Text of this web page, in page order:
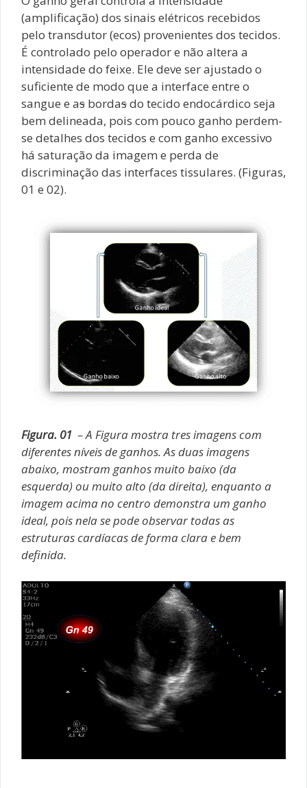
(amplificação) dos sinais elétricos recebidos
pelo transdutor (ecos) provenientes dos tecidos.
É controlado pelo operador e não altera a
intensidade do feixe. Ele deve ser ajustado o
suficiente de modo que a interface entre o
sangue e as bordasdo tecido endocárdico seja
bem delineada, pois com pouco ganho perdem-
se detalhes dos tecidos e com ganho excessivo
há saturação da imagem e perda de
discriminação das interfaces tissulares. (Figuras,
01 e 02).
Figura. 01 – A Figura mostra tres imagens com
diferentes níveis de ganhos. As duas imagens
abaixo, mostram ganhos muito baixo (da
esquerda) ou muito alto (da direita), enquanto a
imagem acima no centro demonstra um ganho
ideal, pois nela se pode observar todas as
estruturas cardíacas de forma clara e bem
definida.